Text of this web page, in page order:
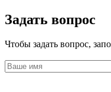
Задать вопрос
Чтобы задать вопрос,